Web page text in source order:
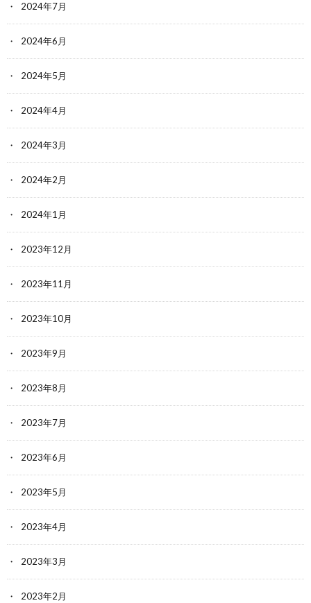
2024年7月
2024年6月
2024年5月
2024年4月
2024年3月
2024年2月
2024年1月
2023年12月
2023年11月
2023年10月
2023年9月
2023年8月
2023年7月
2023年6月
2023年5月
2023年4月
2023年3月
2023年2月